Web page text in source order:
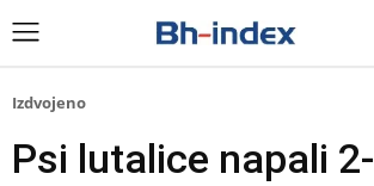
Izdvojeno
Psi lutalice napali 2-